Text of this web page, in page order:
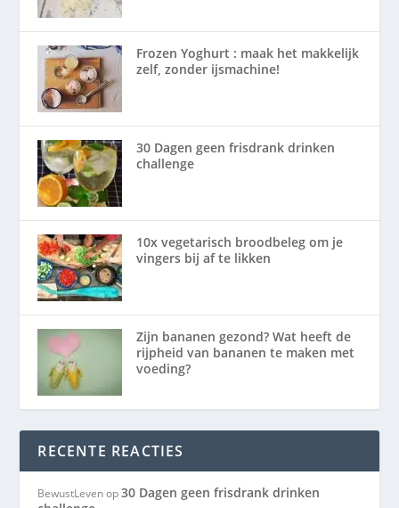
Frozen Yoghurt : maak het makkelijk
zelf, zonder ijsmachine!
30 Dagen geen frisdrank drinken
challenge
10x vegetarisch broodbeleg om je
vingers bij af te likken
Zijn bananen gezond? Wat heeft de
rijpheid van bananen te maken met
voeding?
RECENTE REACTIES
BewustLevenop30 Dagen geen frisdrank drinken